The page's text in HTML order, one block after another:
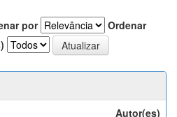
por
Ordenar
Autor(es)